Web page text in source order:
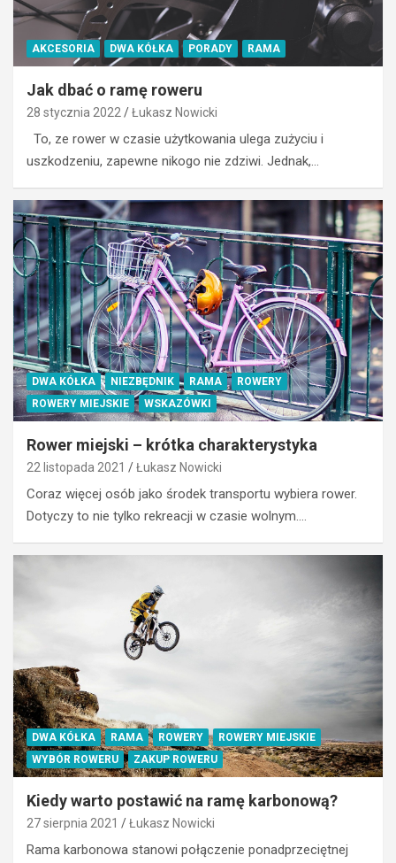
AKCESORIA DWA KÓŁKA PORADY RAMA
Jak dbać o ramę roweru
28 stycznia 2022 Łukasz Nowicki
To, ze rower w czasie użytkowania ulega zużyciu i
uszkodzeniu, zapewne nikogo nie zdziwi. Jednak,…
DWA KÓŁKA NIEZBĘDNIK RAMA
ROWERY
ROWERY MIEJSKIE
WSKAZÓWKI
Rower miejski – krótka charakterystyka
22 listopada 2021 Łukasz Nowicki
Coraz więcej osób jako środek transportu wybiera rower.
Dotyczy to nie tylko rekreacji w czasie wolnym.…
DWA KÓŁKA RAMA ROWERY
ROWERY MIEJSKIE
WYBÓR ROWERU
ZAKUP ROWERU
Kiedy warto postawić na ramę karbonową?
27 sierpnia 2021 Łukasz Nowicki
Rama karbonowa stanowi połączenie ponadprzeciętnej